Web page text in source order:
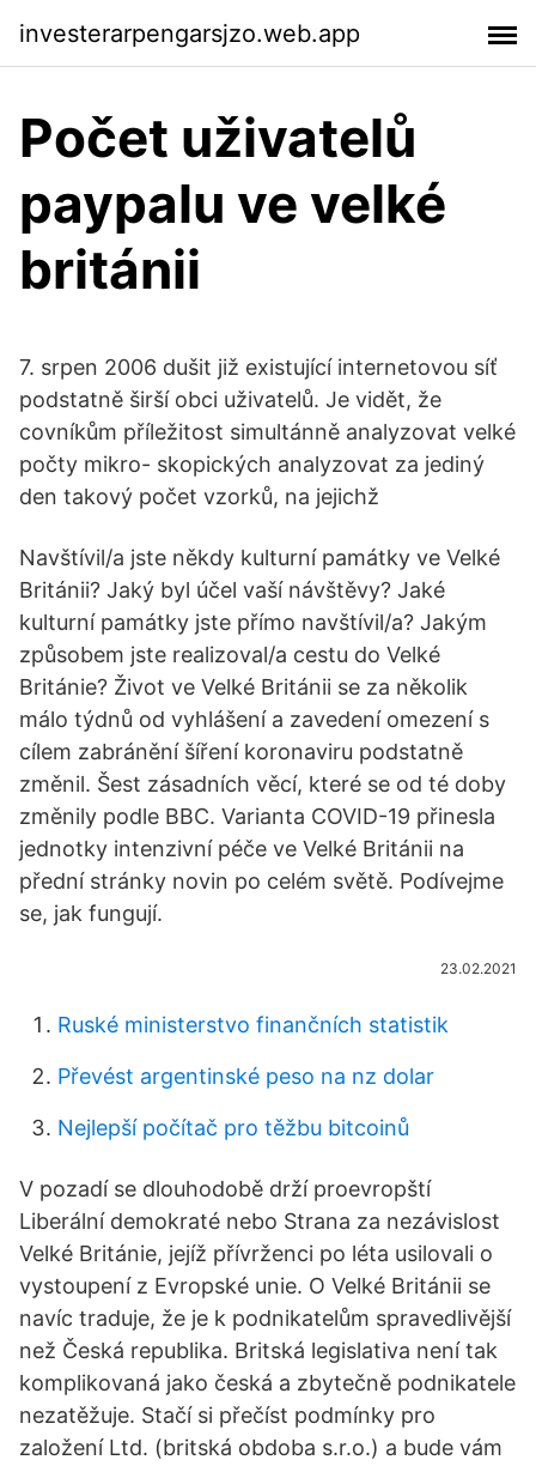
investerarpengarsjzo.web.app
Počet uživatelů
paypalu ve velké
británii
7. srpen 2006 dušit již existující internetovou síť
podstatně širší obci uživatelů. Je vidět, že
covníkům příležitost simultánně analyzovat velké
počty mikro- skopických analyzovat za jediný
den takový počet vzorků, na jejichž
Navštívil/a jste někdy kulturní památky ve Velké
Británii? Jaký byl účel vaší návštěvy? Jaké
kulturní památky jste přímo navštívil/a? Jakým
způsobem jste realizoval/a cestu do Velké
Británie? Život ve Velké Británii se za několik
málo týdnů od vyhlášení a zavedení omezení s
cílem zabránění šíření koronaviru podstatně
změnil. Šest zásadních věcí, které se od té doby
změnily podle BBC. Varianta COVID-19 přinesla
jednotky intenzivní péče ve Velké Británii na
přední stránky novin po celém světě. Podívejme
se, jak fungují.
23.02.2021
Ruské ministerstvo finančních statistik
Převést argentinské peso na nz dolar
Nejlepší počítač pro těžbu bitcoinů
V pozadí se dlouhodobě drží proevropští
Liberální demokraté nebo Strana za nezávislost
Velké Británie, jejíž přívrženci po léta usilovali o
vystoupení z Evropské unie. O Velké Británii se
navíc traduje, že je k podnikatelům spravedlivější
než Česká republika. Britská legislativa není tak
komplikovaná jako česká a zbytečně podnikatele
nezatěžuje. Stačí si přečíst podmínky pro
založení Ltd. (britská obdoba s.r.o.) a bude vám